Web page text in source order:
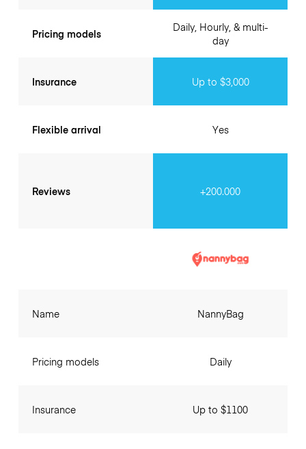
Pricing models
Insurance
Flexible arrival
Reviews
Daily, Hourly, & multi-
day
Up to $3,000
Yes
+200.000
Name
Pricing models
Insurance
NannyBag
Daily
Up to $1100